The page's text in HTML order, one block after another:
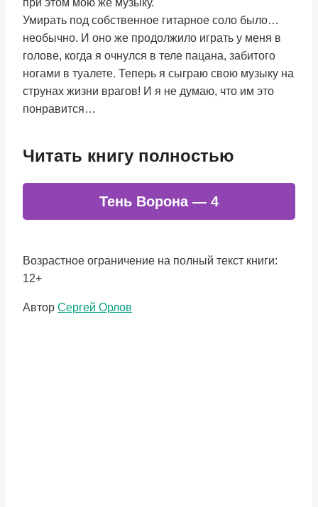
при этом мою же музыку.
Умирать под собственное гитарное соло было…
необычно. И оно же продолжило играть у меня в
голове, когда я очнулся в теле пацана, забитого
ногами в туалете. Теперь я сыграю свою музыку на
струнах жизни врагов! И я не думаю, что им это
понравится…
Читать книгу полностью
Тень Ворона — 4
Возрастное ограничение на полный текст книги:
12+
Метки
Автор Сергей Орлов